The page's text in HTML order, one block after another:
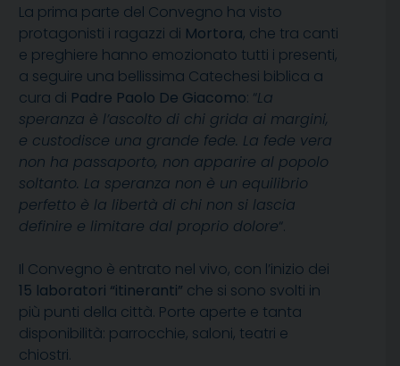
La prima parte del Convegno ha visto
protagonisti i ragazzi di Mortora, che tra canti
e preghiere hanno emozionato tutti i presenti,
a seguire una bellissima Catechesi biblica a
cura di Padre Paolo De Giacomo: “La
speranza è l’ascolto di chi grida ai margini,
e custodisce una grande fede. La fede vera
non ha passaporto, non apparire al popolo
soltanto. La speranza non è un equilibrio
perfetto è la libertà di chi non si lascia
definire e limitare dal proprio dolore“.
Il Convegno è entrato nel vivo, con l’inizio dei
15 laboratori “itineranti” che si sono svolti in
più punti della città. Porte aperte e tanta
disponibilità: parrocchie, saloni, teatri e
chiostri.